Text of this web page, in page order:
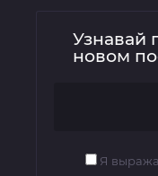
Узнавай
новом
Я